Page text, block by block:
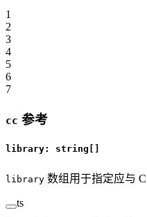
1
2
3
4
5
6
7
cc 参考
library: string[]
library 数组用于指定应与 C
ts